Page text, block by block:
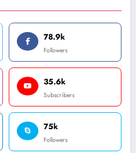
78.9k
Followers
35.6k
Subscribers
75k
Followers